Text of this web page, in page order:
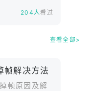
纪念贴纸，打造独
弹追踪精度、装甲
204人看过
查看全部>
帧解决方法
帧原因及解